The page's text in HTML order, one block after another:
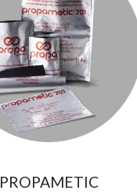
PROPAMETIC